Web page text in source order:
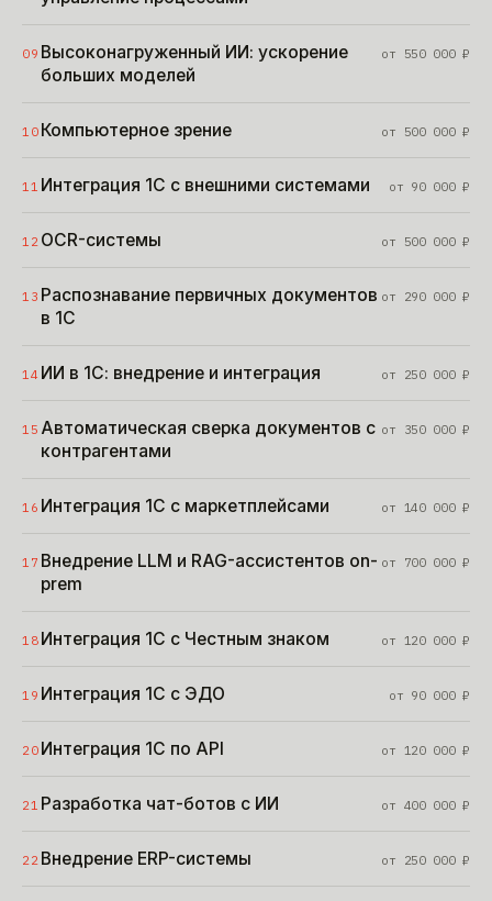
09 Высоконагруженный ИИ: ускорение
больших моделей
от 550 000₽
10 Компьютерное зрение от 500 000₽
11 Интеграция 1С с внешними системами от 90 000₽
12 OCR-системы от 500 000₽
13 Распознавание первичных документов
в 1С
от 290 000₽
14 ИИ в 1С: внедрение и интеграция от 250 000₽
15 Автоматическая сверка документов с
контрагентами
от 350 000₽
16 Интеграция 1С с маркетплейсами от 140 000₽
17 Внедрение LLM и RAG-ассистентов on-
prem
от 700 000₽
18 Интеграция 1С с Честным знаком от 120 000₽
19 Интеграция 1С с ЭДО от 90 000₽
20 Интеграция 1С по API от 120 000₽
21 Разработка чат-ботов с ИИ от 400 000₽
22 Внедрение ERP-системы от 250 000₽